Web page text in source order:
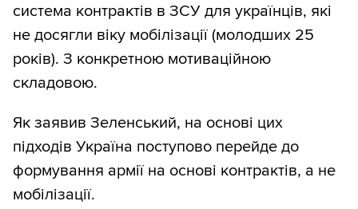
система контрактів в ЗСУ для українців, які
не досягли віку мобілізації (молодших 25
років). З конкретною мотиваційною
складовою.
Як заявив Зеленський, на основі цих
підходів Україна поступово перейде до
формування армії на основі контрактів, а не
мобілізації.